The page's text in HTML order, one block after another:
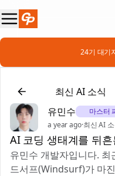
📣 24기 대
📰최신 AI 소식
유민수
🎖️ 마스터
a year ago·최신 AI
AI 코딩 생태계를 뒤흔
유민수 개발자입니다.
드서프(Windsurf)가 마